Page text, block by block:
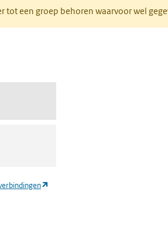
tot een groep behoren waarvoor wel